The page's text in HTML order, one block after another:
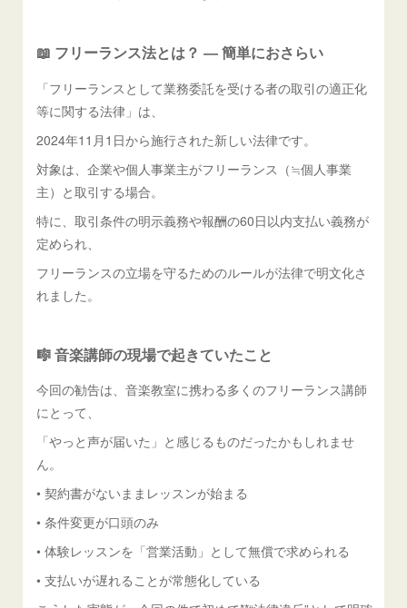
📖 フリーランス法とは？ ― 簡単におさらい
「フリーランスとして業務委託を受ける者の取引の適正化
等に関する法律」は、
2024年11月1日から施行された新しい法律です。
対象は、企業や個人事業主がフリーランス（≒個人事業
主）と取引する場合。
特に、取引条件の明示義務や報酬の60日以内支払い義務が
定められ、
フリーランスの立場を守るためのルールが法律で明文化さ
れました。
🎼 音楽講師の現場で起きていたこと
今回の勧告は、音楽教室に携わる多くのフリーランス講師
にとって、
「やっと声が届いた」と感じるものだったかもしれませ
ん。
• 契約書がないままレッスンが始まる
• 条件変更が口頭のみ
• 体験レッスンを「営業活動」として無償で求められる
• 支払いが遅れることが常態化している